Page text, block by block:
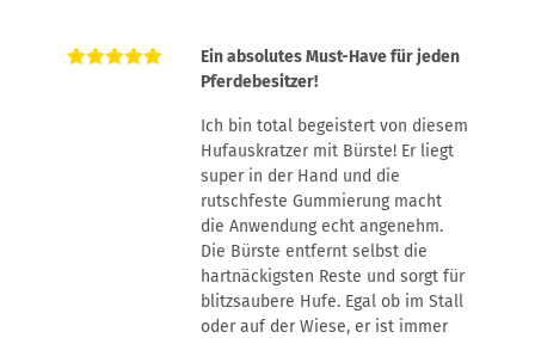
Ein absolutes Must-Have für jeden
Pferdebesitzer!
Ich bin total begeistert von diesem
Hufauskratzer mit Bürste! Er liegt
super in der Hand und die
rutschfeste Gummierung macht
die Anwendung echt angenehm.
Die Bürste entfernt selbst die
hartnäckigsten Reste und sorgt für
blitzsaubere Hufe. Egal ob im Stall
oder auf der Wiese, er ist immer